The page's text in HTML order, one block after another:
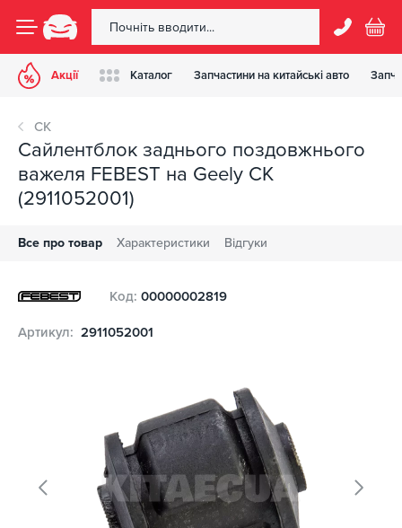
Акції Каталог Запчастини на китайські авто
CK
Сайлентблок заднього поздовжнього
важеля FEBEST на Geely CK
(2911052001)
Все про товар Характеристики Відгуки
Код: 00000002819
Артикул: 2911052001